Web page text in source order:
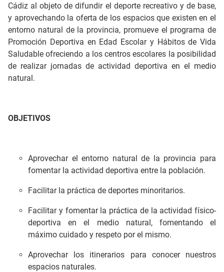
Cádiz al objeto de difundir el deporte recreativo y de base,
y aprovechando la oferta de los espacios que existen en el
entorno natural de la provincia, promueve el programa de
Promoción Deportiva en Edad Escolar y Hábitos de Vida
Saludable ofreciendo a los centros escolares la posibilidad
de realizar jornadas de actividad deportiva en el medio
natural.
OBJETIVOS
Aprovechar el entorno natural de la provincia para
fomentar la actividad deportiva entre la población.
Facilitar la práctica de deportes minoritarios.
Facilitar y fomentar la práctica de la actividad físico-
deportiva en el medio natural, fomentando el
máximo cuidado y respeto por el mismo.
Aprovechar los itinerarios para conocer nuestros
espacios naturales.